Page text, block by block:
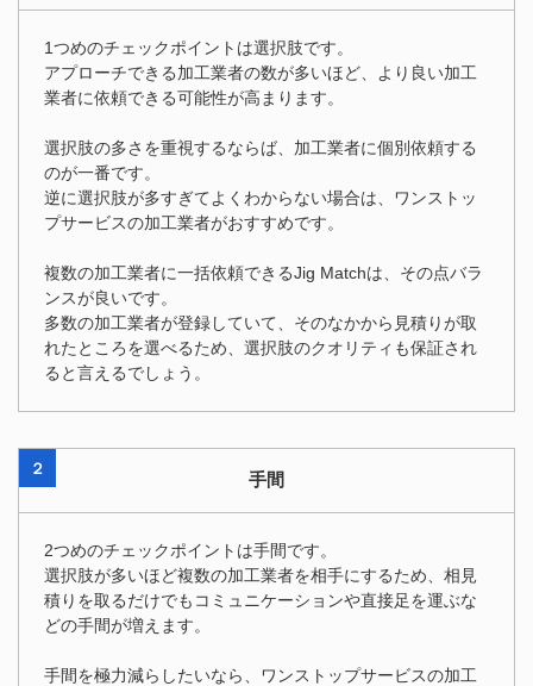
1つめのチェックポイントは選択肢です。
アプローチできる加工業者の数が多いほど、より良い加工
業者に依頼できる可能性が高まります。
選択肢の多さを重視するならば、加工業者に個別依頼する
のが一番です。
逆に選択肢が多すぎてよくわからない場合は、ワンストッ
プサービスの加工業者がおすすめです。
複数の加工業者に一括依頼できるJig Matchは、その点バラ
ンスが良いです。
多数の加工業者が登録していて、そのなかから見積りが取
れたところを選べるため、選択肢のクオリティも保証され
ると言えるでしょう。
２
手間
2つめのチェックポイントは手間です。
選択肢が多いほど複数の加工業者を相手にするため、相見
積りを取るだけでもコミュニケーションや直接足を運ぶな
どの手間が増えます。
手間を極力減らしたいなら、ワンストップサービスの加工